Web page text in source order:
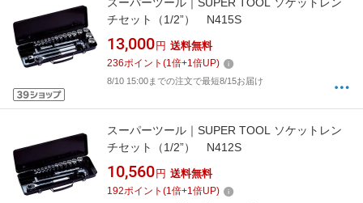
チセット（1/2”） N415S
13,000 円 送料無料
236ポイント (1倍+1倍UP)
8/10 15:00までの注文で最短8/15お届け
スーパーツール｜SUPER TOOL ソケットレン
チセット（1/2”） N412S
10,560 円 送料無料
192ポイント (1倍+1倍UP)